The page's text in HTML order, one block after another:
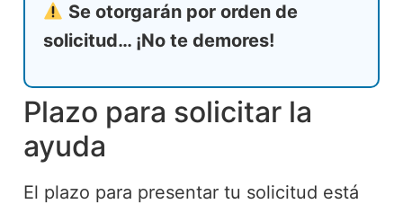
Se otorgarán por orden de
solicitud… ¡No te demores!
Plazo para solicitar la
ayuda
El plazo para presentar tu solicitud está